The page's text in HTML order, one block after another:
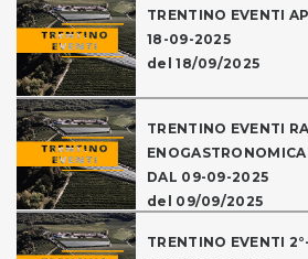
TRENTINO EVENTI
18-09-2025
del 18/09/2025
TRENTINO EVENTI
DAL 09-09-2025
del 09/09/2025
TRENTINO EVENTI